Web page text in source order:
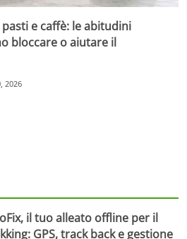
e caffè: le abitudini
bloccare o aiutare il
2026
il tuo alleato offline per il
GPS, track back e gestione